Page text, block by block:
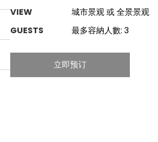
VIEW
城市景观 或 全景景观
GUESTS
最多容納人數: 3
立即预订